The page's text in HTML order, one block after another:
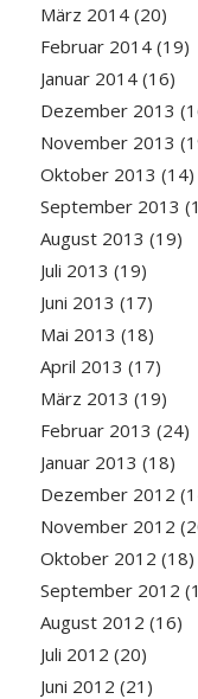
März 2014(20)
Februar 2014(19)
Januar 2014(16)
Dezember 2013
November 2013
Oktober 2013 (14)
September 2013
August 2013 (19)
Juli 2013 (19)
Juni 2013 (17)
Mai 2013 (18)
April 2013 (17)
März 2013 (19)
Februar 2013 (24)
Januar 2013 (18)
Dezember 2012
November 2012
Oktober 2012 (18)
September 2012
August 2012 (16)
Juli 2012 (20)
Juni 2012 (21)